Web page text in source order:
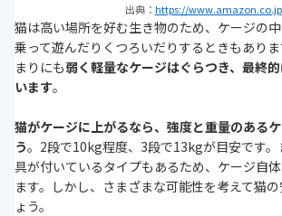
出典： https://www.amazon.co.jp
猫は高い場所を好む生き物のため、ケージの
乗って遊んだりくつろいだりするときもあり
まりにも弱く軽量なケージはぐらつき、最終
います。
猫がケージに上がるなら、強度と重量のある
う。2段で10kg程度、3段で13kgが目安です
具が付いているタイプもあるため、ケージ自
ます。しかし、さまざまな可能性を考えて猫
ょう。